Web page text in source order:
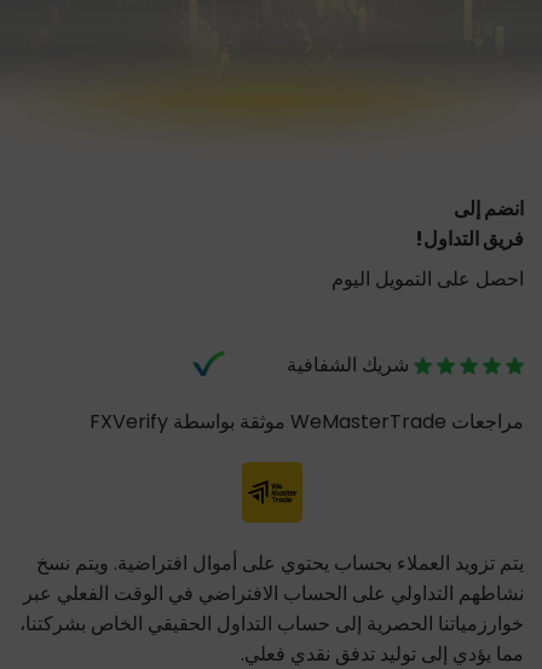
انضم إلى
فريق التداول!
احصل على التمويل اليوم
شريك الشفافية
مراجعات WeMasterTrade موثقة بواسطة FXVerify
يتم تزويد العملاء بحساب يحتوي على أموال افتراضية. ويتم نسخ
نشاطهم التداولي على الحساب الافتراضي في الوقت الفعلي عبر
خوارزمياتنا الحصرية إلى حساب التداول الحقيقي الخاص بشركتنا،
مما يؤدي إلى توليد تدفق نقدي فعلي.